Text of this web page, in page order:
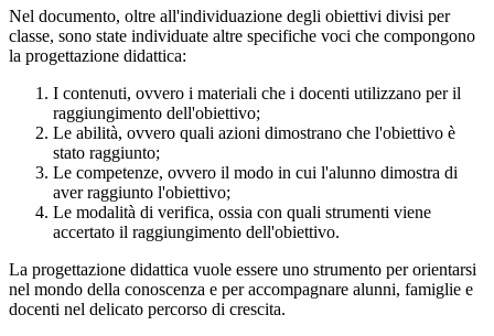
Nel documento, oltre all'individuazione degli obiettivi divisi per
classe, sono state individuate altre specifiche voci che compongono
la progettazione didattica:
I contenuti, ovvero i materiali che i docenti utilizzano per il
raggiungimento dell'obiettivo;
Le abilità, ovvero quali azioni dimostrano che l'obiettivo è
stato raggiunto;
Le competenze, ovvero il modo in cui l'alunno dimostra di
aver raggiunto l'obiettivo;
Le modalità di verifica, ossia con quali strumenti viene
accertato il raggiungimento dell'obiettivo.
La progettazione didattica vuole essere uno strumento per orientarsi
nel mondo della conoscenza e per accompagnare alunni, famiglie e
docenti nel delicato percorso di crescita.